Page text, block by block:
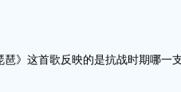
琶》这首歌反映的是抗战时期哪